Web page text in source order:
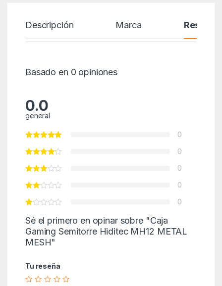
Descripción Marca Reseñas
Basado en 0 opiniones
0.0
general
0
0
0
0
0
Sé el primero en opinar sobre "Caja
Gaming Semitorre Hiditec MH12 METAL
MESH"
Tu reseña